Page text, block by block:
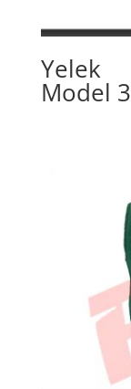
Yelek
Model 3